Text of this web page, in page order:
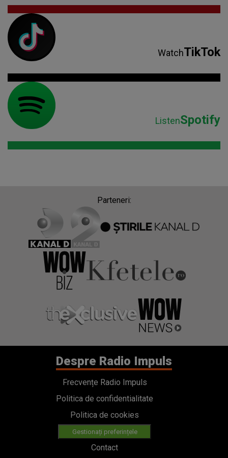
WatchTikTok
ListenSpotify
Parteneri:
Despre Radio Impuls
Frecvențe Radio Impuls
Politica de confidentialitate
Politica de cookies
Gestionați preferințele
Contact